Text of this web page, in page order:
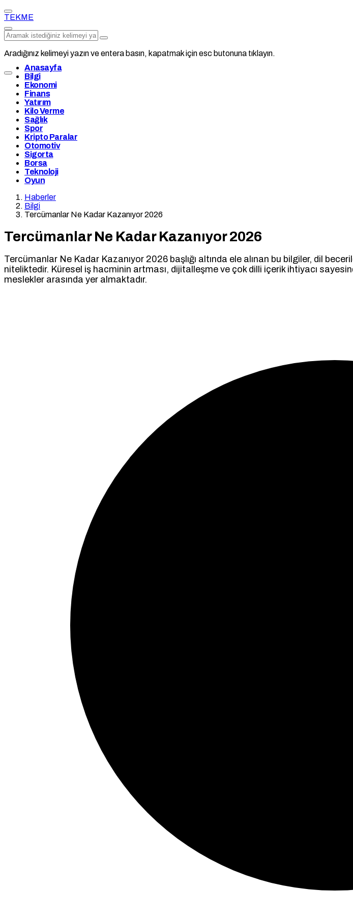
TEKME
Aradığınız kelimeyi yazın ve entera basın, kapatmak için esc butonuna tıklayın.
Anasayfa
Bilgi
Ekonomi
Finans
Yatırım
Kilo Verme
Sağlık
Spor
Kripto Paralar
Otomotiv
Sigorta
Borsa
Teknoloji
Oyun
Haberler
Bilgi
Tercümanlar Ne Kadar Kazanıyor 2026
Tercümanlar Ne Kadar Kazanıyor 2026
Tercümanlar Ne Kadar Kazanıyor 2026 başlığı altında ele alınan bu bilgiler, dil
niteliktedir. Küresel iş hacminin artması, dijitalleşme ve çok dilli içerik ihtiyacı
meslekler arasında yer almaktadır.